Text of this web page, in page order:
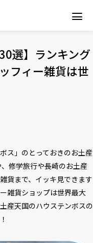
選】ランキング
フィー雑貨は世
ス」のとっておきのお土産
修学旅行や長崎のお土産
貨まで、イッキ見できます
雑貨ショップは世界最大
産天国のハウステンボスの